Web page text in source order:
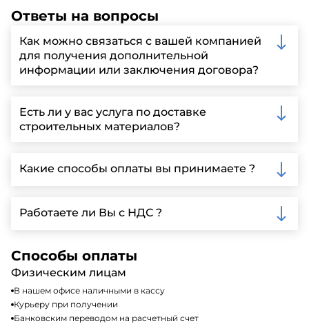
Ответы на вопросы
Как можно связаться с вашей компанией
для получения дополнительной
информации или заключения договора?
запрос через нашу официальную почту или
заполнить форму на нашем сайте для более
детальной информации и организации встречи.
Есть ли у вас услуга по доставке
строительных материалов?
Ленинградской области, у нас собственный
автопарк, для обеспечения быстрой и надежной
Какие способы оплаты вы принимаете ?
включая наличные, банковские переводы,
кредитные карты. Подробную информацию о
Работаете ли Вы с НДС ?
налогообложения, т.е с НДС 20%
Способы оплаты
Физическим лицам
В нашем офисе наличными в кассу
Курьеру при получении
Банковским переводом на расчетный счет